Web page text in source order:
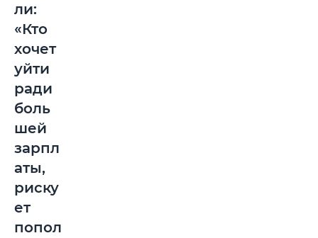
ли:
«Кто
хочет
уйти
ради
боль
шей
зарпл
аты,
риску
ет
попол